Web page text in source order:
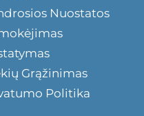
Nuostatos
Grąžinimas
Politika